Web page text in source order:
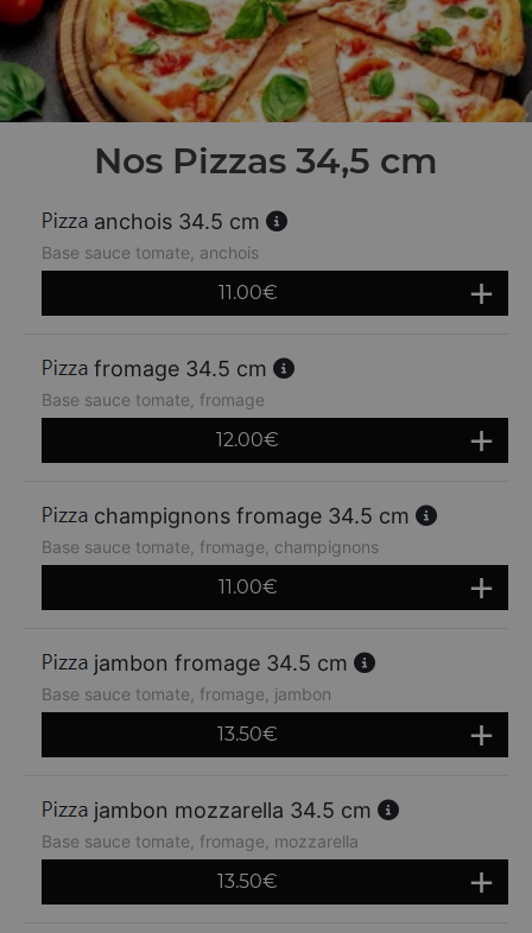
Nos Pizzas 34,5 cm
anchois 34.5 cm
Base sauce tomate, anchois
11.00€
fromage 34.5 cm
Base sauce tomate, fromage
12.00€
champignons fromage 34.5 cm
Base sauce tomate, fromage, champignons
11.00€
jambon fromage 34.5 cm
Base sauce tomate, fromage, jambon
13.50€
jambon mozzarella 34.5 cm
Base sauce tomate, fromage, mozzarella
13.50€